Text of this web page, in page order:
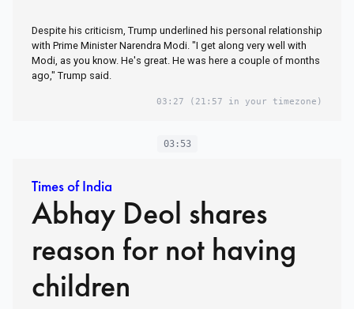
Despite his criticism, Trump underlined his personal relationship
with Prime Minister Narendra Modi. "I get along very well with
Modi, as you know. He's great. He was here a couple of months
ago," Trump said.
03:27 (21:57 in your timezone)
03:53
Times of India
Abhay Deol shares
reason for not having
children